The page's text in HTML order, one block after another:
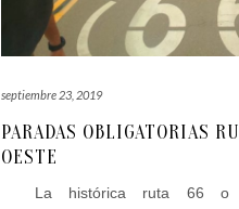
septiembre 23, 2019
PARADAS OBLIGATORIAS
OESTE
La histórica ruta 66 o